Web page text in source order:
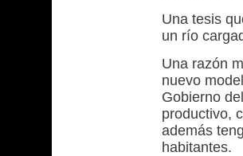
Una tesis
un río
Una razón
nuevo
Gobierno
productivo,
además
habitantes.